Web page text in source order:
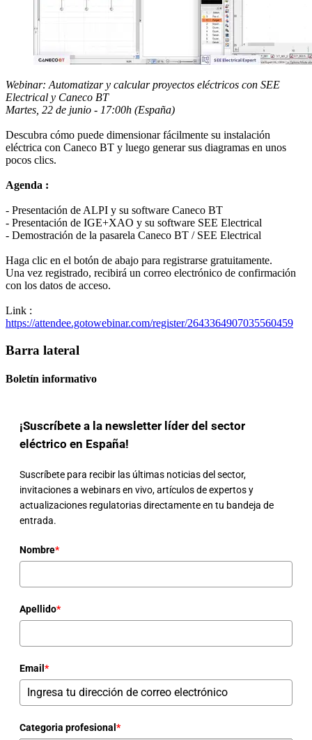
Webinar: Automatizar y calcular proyectos eléctricos con SEE
Electrical y Caneco BT
Martes, 22 de junio - 17:00h (España)
Descubra cómo puede dimensionar fácilmente su instalación
eléctrica con Caneco BT y luego generar sus diagramas en unos
pocos clics.
Agenda :
- Presentación de ALPI y su software Caneco BT
- Presentación de IGE+XAO y su software SEE Electrical
- Demostración de la pasarela Caneco BT / SEE Electrical
Haga clic en el botón de abajo para registrarse gratuitamente.
Una vez registrado, recibirá un correo electrónico de confirmación
con los datos de acceso.
Link :
https://attendee.gotowebinar.com/register/2643364907035560459
Barra lateral
Boletín informativo
¡Suscríbete a la newsletter líder del sector
eléctrico en España!
Suscríbete para recibir las últimas noticias del sector,
invitaciones a webinars en vivo, artículos de expertos y
actualizaciones regulatorias directamente en tu bandeja de
entrada.
Nombre*
Apellido*
Email *
Categoria profesional *